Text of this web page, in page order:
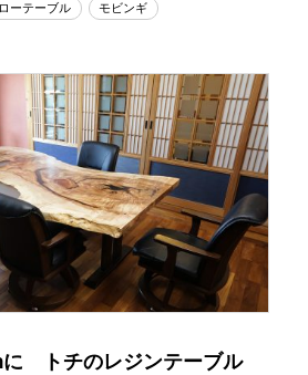
ローテーブル モビンギ
トチのレジンテーブル